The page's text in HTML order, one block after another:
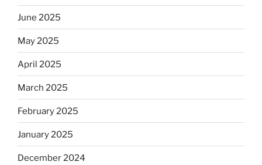
June 2025
May 2025
April 2025
March 2025
February 2025
January 2025
December 2024